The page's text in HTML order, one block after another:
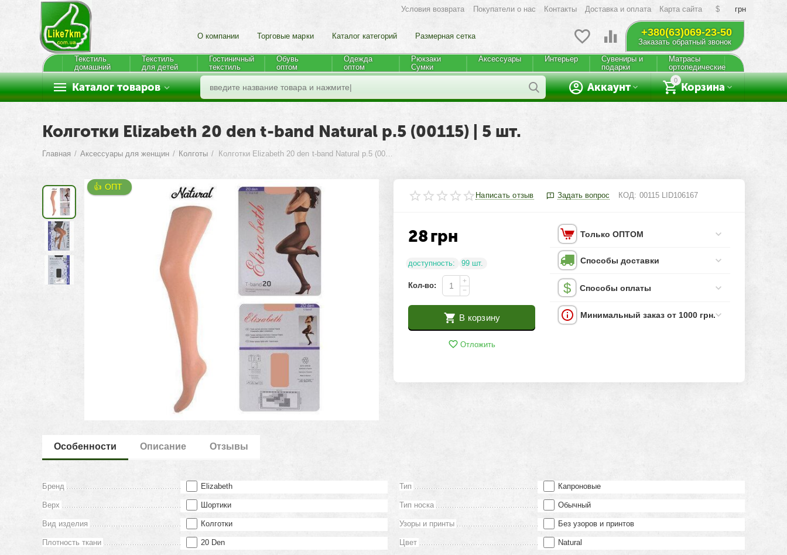
$ грн
Условия возврата Покупатели о нас Контакты Доставка и оплата Карта сайта
О компании Торговые марки Каталог категорий Размерная сетка +380(63)069-23-50
Заказать обратный звонок
Текстиль
домашний
Текстиль
для детей
Гостиничный
текстиль
Обувь
оптом
Одежда
оптом
Рюкзаки
Cумки
Аксессуары Интерьер
Сувениры и
подарки
Матрасы
ортопедические
Каталог товаров
0
Корзина
Аккаунт
Колготки Elizabeth 20 den t-band Natural р.5 (00115) | 5 шт.
Главная / Аксессуары для женщин / Колготы / Колготки Elizabeth 20 den t-band Natural р.5 (00115) | 5 шт.
Написать отзыв Задать вопрос КОД: 00115 LID106167
28грн
доступность: 99 шт.
Кол-во:
+
−
В корзину
Отложить
Только ОПТОМ
Способы доставки
Способы оплаты
Минимальный заказ от 1000 грн.
Особенности Описание Отзывы
Бренд Elizabeth
Верх Шортики
Вид изделия Колготки
Плотность ткани 20 Den
Тип Капроновые
Тип носка Обычный
Узоры и принты Без узоров и принтов
Цвет Natural